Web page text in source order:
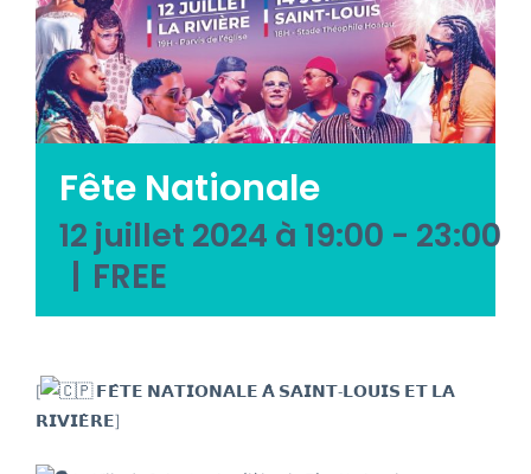
Emploi tourisme
Contact
Fête Nationale
12 juillet 2024 à 19:00 - 23:00
FREE
[
𝗙𝗘̂𝗧𝗘 𝗡𝗔𝗧𝗜𝗢𝗡𝗔𝗟𝗘 𝗔̀ 𝗦𝗔𝗜𝗡𝗧-𝗟𝗢𝗨𝗜𝗦 𝗘𝗧 𝗟𝗔
𝗥𝗜𝗩𝗜𝗘̀𝗥𝗘]